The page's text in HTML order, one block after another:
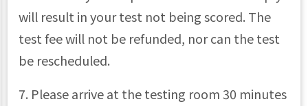
will result in your test not being scored. The
test fee will not be refunded, nor can the test
be rescheduled.
7. Please arrive at the testing room 30 minutes